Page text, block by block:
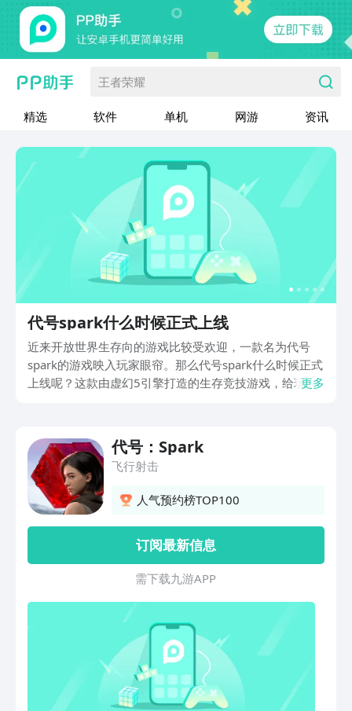
王者荣耀
精选 软件 单机 网游 资讯
代号spark什么时候正式上线
近来开放世界生存向的游戏比较受欢迎，一款名为代号
spark的游戏映入玩家眼帘。那么代号spark什么时候正式
上线呢？这款由虚幻5引擎打造的生存竞技游戏，给玩家
更多
代号：Spark
飞行射击
人气预约榜TOP100
订阅最新信息
需 下 载 九 游 A P P